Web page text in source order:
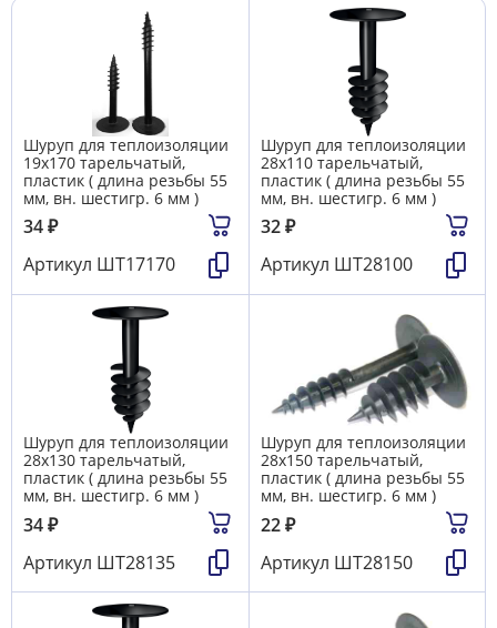
Шуруп для теплоизоляции
19х170 тарельчатый,
пластик ( длина резьбы 55
мм, вн. шестигр. 6 мм )
34₽
Артикул ШТ17170
Шуруп для теплоизоляции
28х110 тарельчатый,
пластик ( длина резьбы 55
мм, вн. шестигр. 6 мм )
32₽
Артикул ШТ28100
Шуруп для теплоизоляции
28х130 тарельчатый,
пластик ( длина резьбы 55
мм, вн. шестигр. 6 мм )
34₽
Артикул ШТ28135
Шуруп для теплоизоляции
28х150 тарельчатый,
пластик ( длина резьбы 55
мм, вн. шестигр. 6 мм )
22₽
Артикул ШТ28150